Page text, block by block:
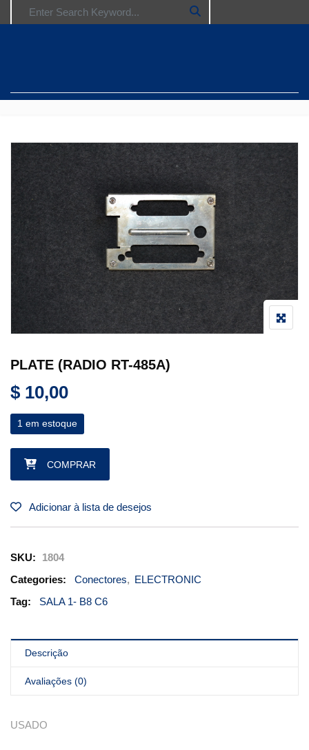
PLATE (RADIO RT-485A)
$ 10,00
1 em estoque
PLATE (RADIO RT-485A) quantidade
COMPRAR
Adicionar à lista de desejos
SKU:
1804
Categories:
Conectores, ELECTRONIC
Tag:
SALA 1- B8 C6
Descrição
Avaliações (0)
USADO